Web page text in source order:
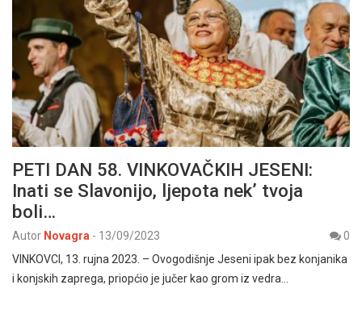
PETI DAN 58. VINKOVAČKIH JESENI:
Inati se Slavonijo, ljepota nek’ tvoja
boli…
Autor Novagra - 13/09/2023
0
VINKOVCI, 13. rujna 2023. – Ovogodišnje Jeseni ipak bez konjanika
i konjskih zaprega, priopćio je jučer kao grom iz vedra…